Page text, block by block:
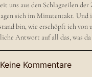
uns aus den Schlagzeilen
sich im Minutentakt.
bin, wie erschöpft ich
Antwort auf all das, was
Keine Kommentare